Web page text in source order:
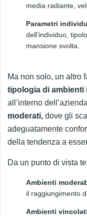
media radiante,
Parametri
dell’individuo,
mansione svolta.
Ma non solo, un altro
tipologia di ambienti
all’interno
moderati, dove gli
adeguatamente
della tendenza a
Da un punto di vista
Ambienti
il raggiungimento
Ambienti